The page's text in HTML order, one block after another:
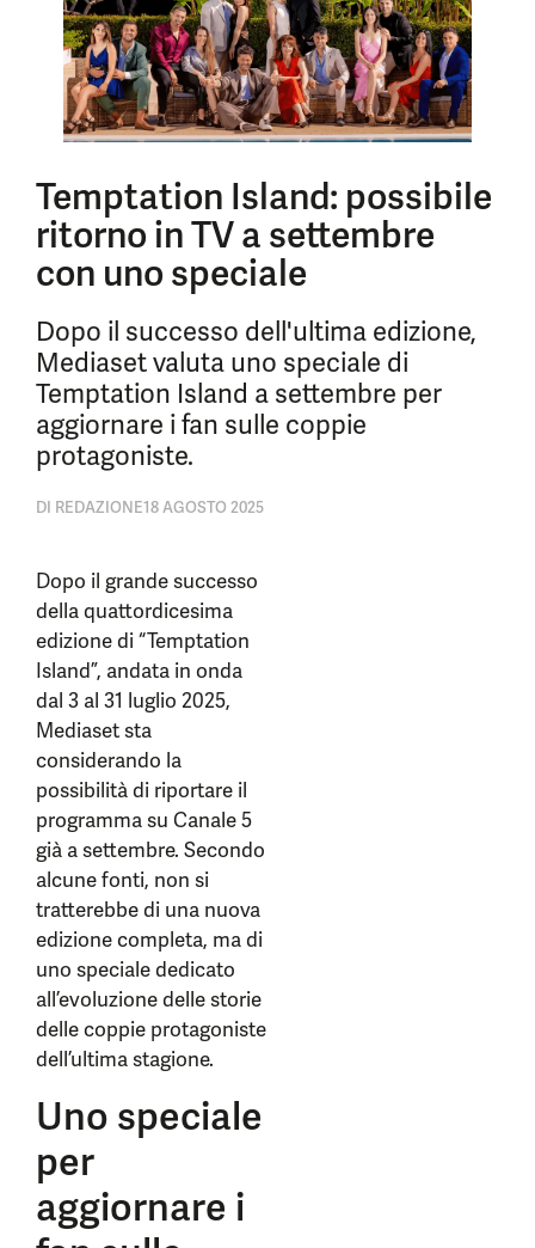
Temptation Island: possibile
ritorno in TV a settembre
con uno speciale
Dopo il successo dell'ultima edizione,
Mediaset valuta uno speciale di
Temptation Island a settembre per
aggiornare i fan sulle coppie
protagoniste.
DI REDAZIONE18 AGOSTO 2025
Dopo il grande successo
della quattordicesima
edizione di “Temptation
Island”, andata in onda
dal 3 al 31 luglio 2025,
Mediaset sta
considerando la
possibilità di riportare il
programma su Canale 5
già a settembre. Secondo
alcune fonti, non si
tratterebbe di una nuova
edizione completa, ma di
uno speciale dedicato
all’evoluzione delle storie
delle coppie protagoniste
dell’ultima stagione.
Uno speciale
per
aggiornare i